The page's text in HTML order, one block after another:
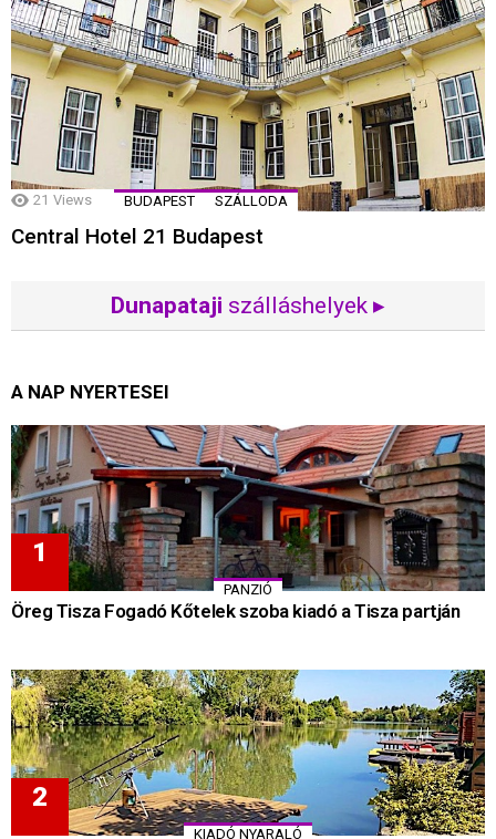
21 Views BUDAPEST SZÁLLODA
Central Hotel 21 Budapest
Dunapataji szálláshelyek ▸
A NAP NYERTESEI
PANZIÓ
Öreg Tisza Fogadó Kőtelek szoba kiadó a Tisza partján
KIADÓ NYARALÓ